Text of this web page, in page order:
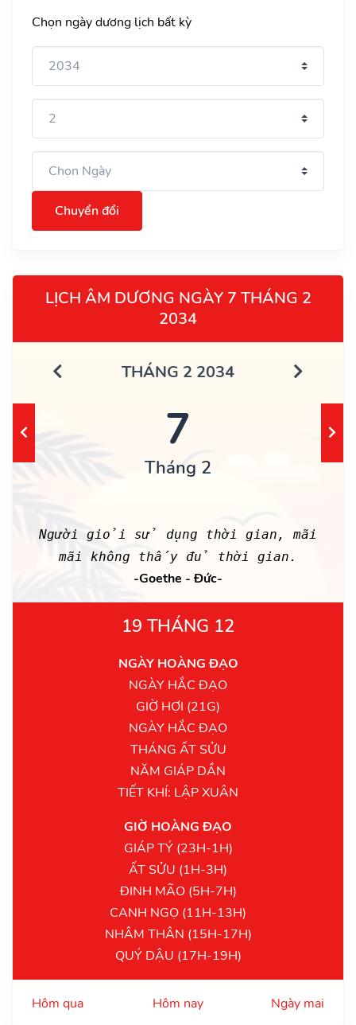
Chọn ngày dương lịch bất kỳ
Chuyển đổi
LỊCH ÂM DƯƠNG NGÀY 7 THÁNG 2
2034
THÁNG 2 2034
7
Tháng 2
Người giỏi sử dụng thời gian, mãi
mãi không thấy đủ thời gian.
-Goethe - Đức-
19 THÁNG 12
NGÀY HOÀNG ĐẠO
NGÀY HẮC ĐẠO
GIỜ HỢI (21G)
NGÀY HẮC ĐẠO
THÁNG ẤT SỬU
NĂM GIÁP DẦN
TIẾT KHÍ: LẬP XUÂN
GIỜ HOÀNG ĐẠO
GIÁP TÝ (23H-1H)
ẤT SỬU (1H-3H)
ĐINH MÃO (5H-7H)
CANH NGỌ (11H-13H)
NHÂM THÂN (15H-17H)
QUÝ DẬU (17H-19H)
Hôm qua Hôm nay Ngày mai